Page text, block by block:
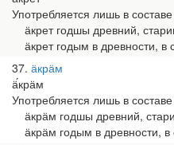
Употребляется лишь в
ӓкрет годшы древний,
ӓкрет годым в древности, в
37 ӓкрӓм
ӓ́крӓм
Употребляется лишь в
ӓкрӓм годшы древний,
ӓкрӓм годым в древности,